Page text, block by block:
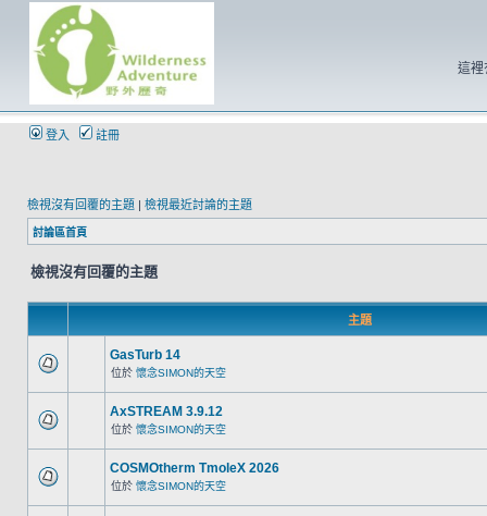
這裡
登入 註冊
檢視沒有回覆的主題 | 檢視最近討論的主題
討論區首頁
檢視沒有回覆的主題
主題
GasTurb 14
位於 懷念SIMON的天空
AxSTREAM 3.9.12
位於 懷念SIMON的天空
COSMOtherm TmoleX 2026
位於 懷念SIMON的天空